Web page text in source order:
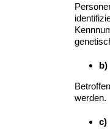
werden.
c)